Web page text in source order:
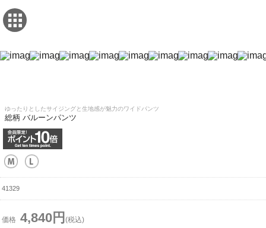
ゆったりとしたサイジングと生地感が魅力のワイドパンツ
総柄 バルーンパンツ
41329
価格 4,840円 (税込)